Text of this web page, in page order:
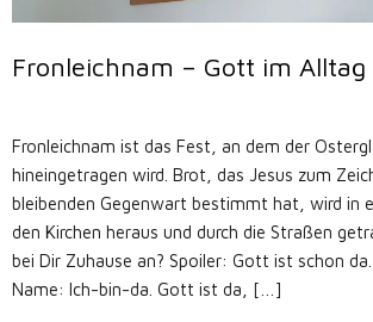
Fronleichnam – Gott im Alltag
Fronleichnam ist das Fest, an dem der
hineingetragen wird. Brot, das Jesus zum
bleibenden Gegenwart bestimmt hat, wird in
den Kirchen heraus und durch die Straßen
bei Dir Zuhause an? Spoiler: Gott ist schon
Name: Ich-bin-da. Gott ist da, […]